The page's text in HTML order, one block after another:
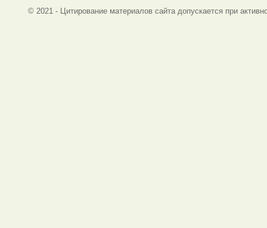
© 2021 - Цитирование материалов сайта допускается при